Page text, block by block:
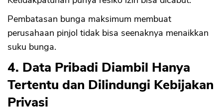
Pembatasan bunga maksimum membuat
perusahaan pinjol tidak bisa seenaknya menaikkan
suku bunga.
4. Data Pribadi Diambil Hanya
Tertentu dan Dilindungi Kebijakan
Privasi